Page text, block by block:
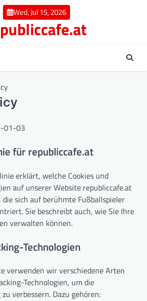
Wed, Jul 15, 2026
01-03
für republiccafe.at
erklärt, welche Cookies und
auf unserer Website republiccafe.at
sich auf berühmte Fußballspieler
Sie beschreibt auch, wie Sie Ihre
verwalten können.
Technologien
verwenden wir verschiedene Arten
Technologien, um die
verbessern. Dazu gehören: